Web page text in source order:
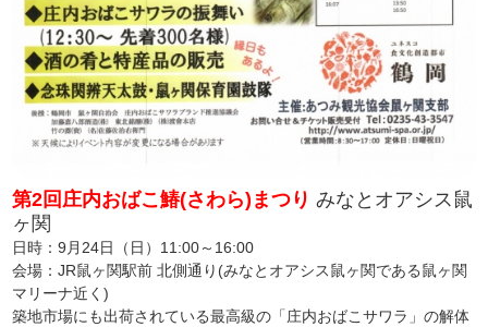
第2回庄内おばこ鰆(さわら)まつりみなとオアシス鼠
ヶ関
日時：9月24日（日）11:00～16:00
会場：JR鼠ヶ関駅前 北側通り(みなとオアシス鼠ヶ関である鼠ヶ関
マリーナ近く)
築地市場にも出荷されている最高級の「庄内おばこサワラ」の解体